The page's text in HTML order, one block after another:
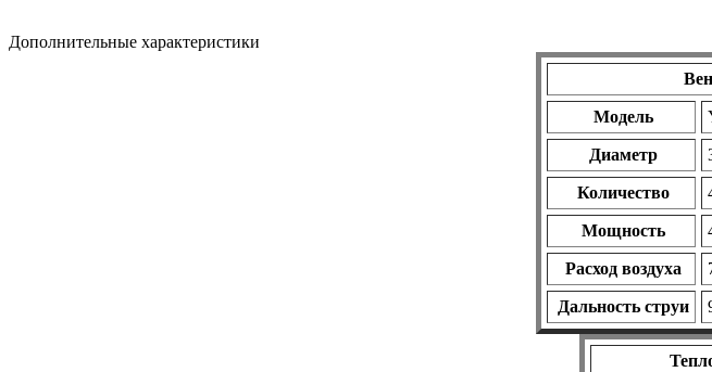
Дополнительные характеристики
Модель
Диаметр
Количество
Мощность
Расход воздуха
Дальность струи